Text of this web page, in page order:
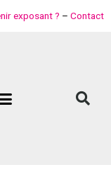
exposant ? – Contact